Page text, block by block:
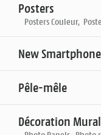
Posters
Posters Couleur,
New Smartphone
Pêle-mêle
Décoration